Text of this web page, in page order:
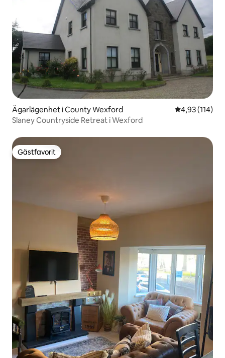
Ägarlägenhet i County Wexford 4,93 av 5 i
4,93 (114)
Slaney Countryside Retreat i Wexford
Gästfavorit
Gästfavorit